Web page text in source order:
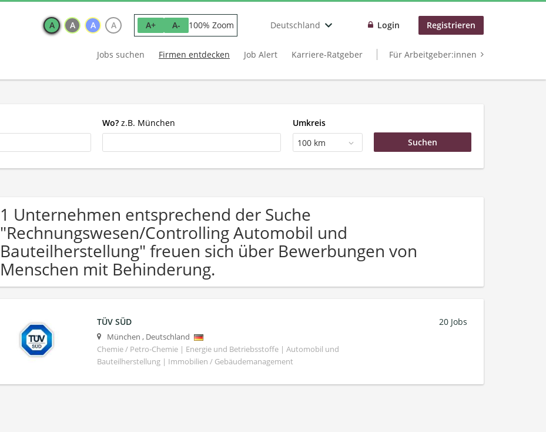
A A A A A+ A- 100% Zoom Deutschland Login Registrieren
Jobs suchen Firmen entdecken Job Alert Karriere-Ratgeber Für Arbeitgeber:innen
Wo? z.B. München
Umkreis
100 km
1 Unternehmen entsprechend der Suche
"Rechnungswesen/Controlling Automobil und
Bauteilherstellung" freuen sich über Bewerbungen von
Menschen mit Behinderung.
TÜV SÜD
München , Deutschland
Chemie / Petro-Chemie | Energie und Betriebsstoffe | Automobil und
Bauteilherstellung | Immobilien / Gebäudemanagement
20 Jobs